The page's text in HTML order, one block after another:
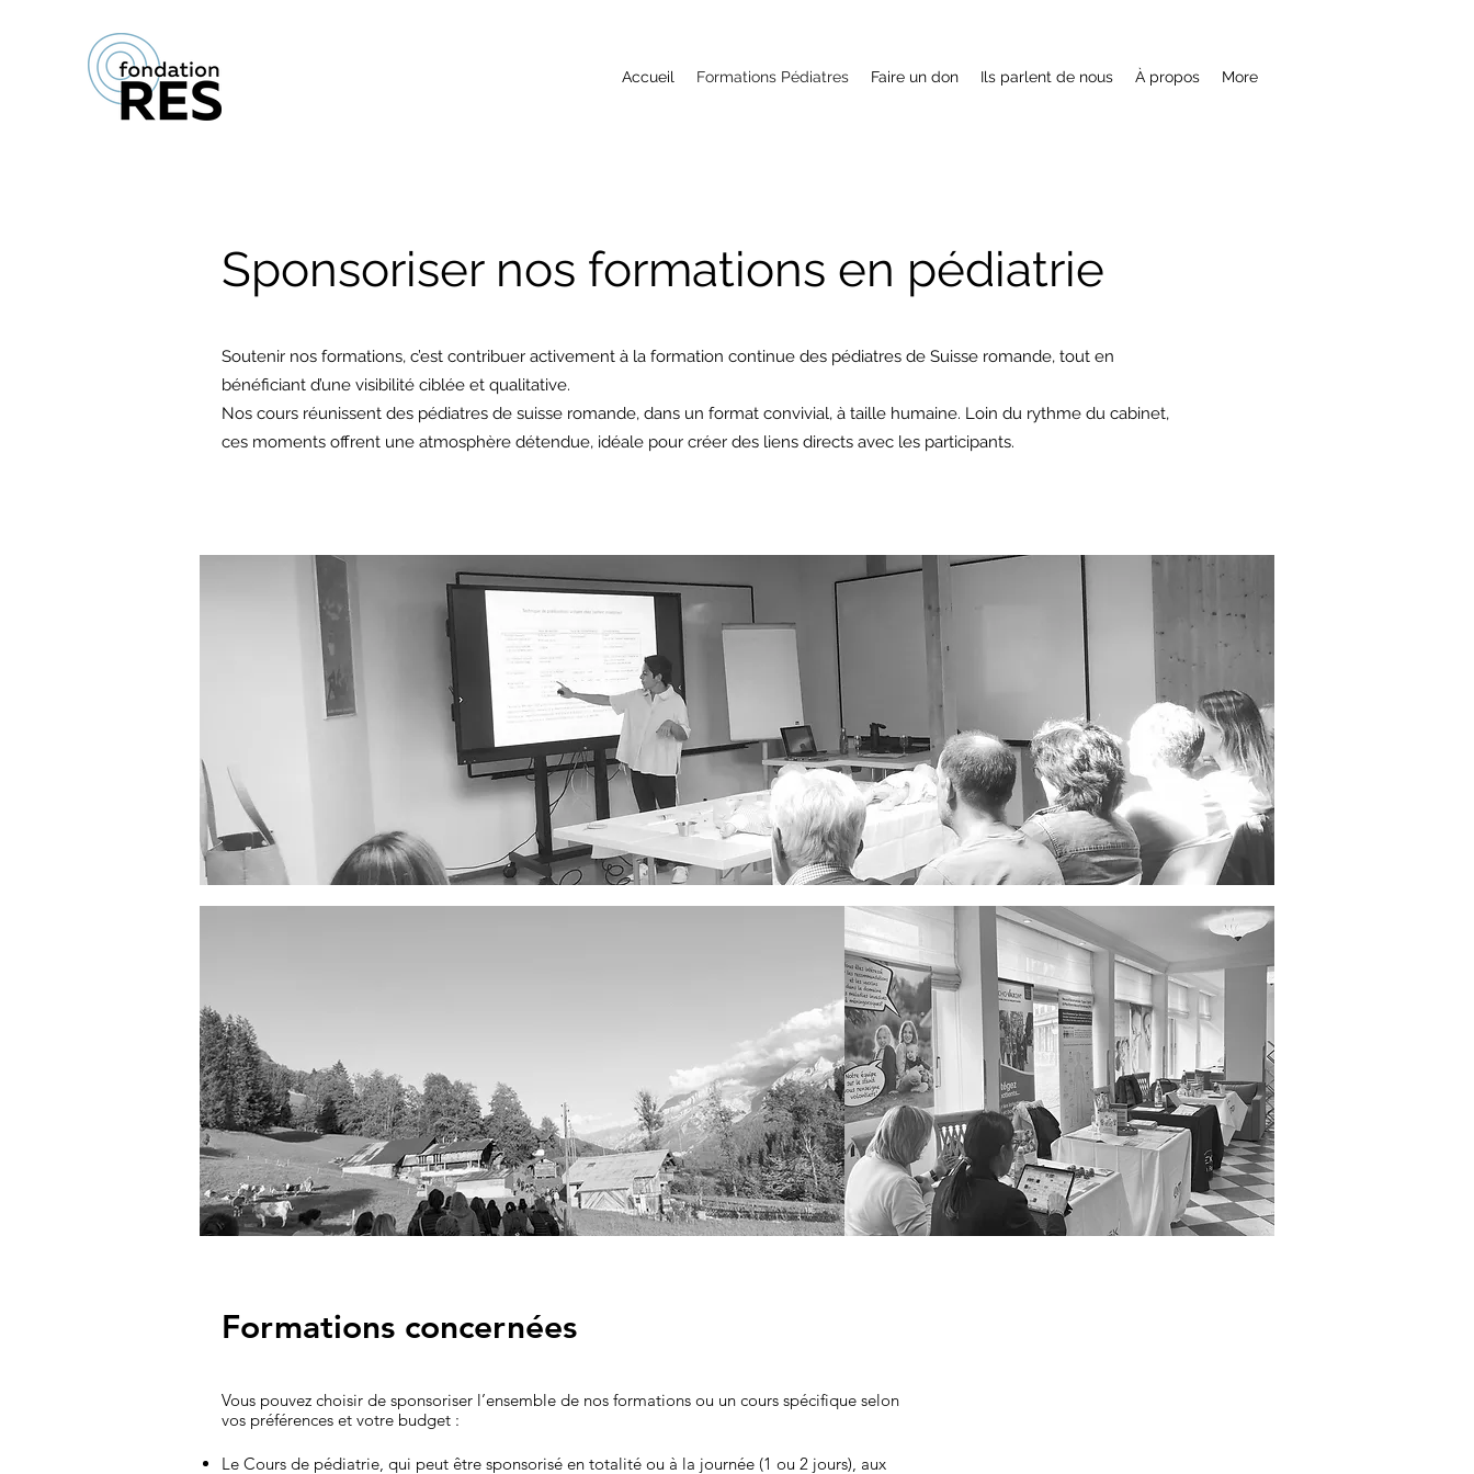
Accueil Formations Pédiatres Faire un don Ils parlent de nous À propos More
Sponsoriser nos formations en pédiatrie
Soutenir nos formations, c’est contribuer activement à la formation continue des pédiatres de Suisse romande, tout en
bénéficiant d’une visibilité ciblée et qualitative.
Nos cours réunissent des pédiatres de suisse romande, dans un format convivial, à taille humaine. Loin du rythme du cabinet,
ces moments offrent une atmosphère détendue, idéale pour créer des liens directs avec les participants.
Formations concernées
​​Vous pouvez choisir de sponsoriser l’ensemble de nos formations ou un cours spécifique selon
vos préférences et votre budget :
Le Cours de pédiatrie, qui peut être sponsorisé en totalité ou à la journée (1 ou 2 jours), aux